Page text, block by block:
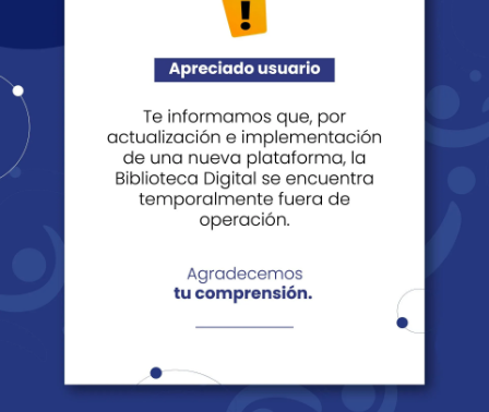
Entendido
Revista Fácil Vivir
Sedes Directorio Servicios En Línea